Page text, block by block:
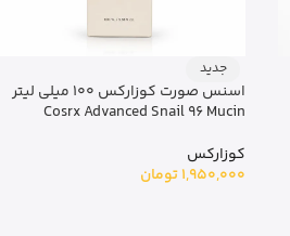
جدید
اسنس صورت کوزارکس 100 میلی لیتر
Cosrx Advanced Snail 96 Mucin
کوزارکس
1,950,000تومان